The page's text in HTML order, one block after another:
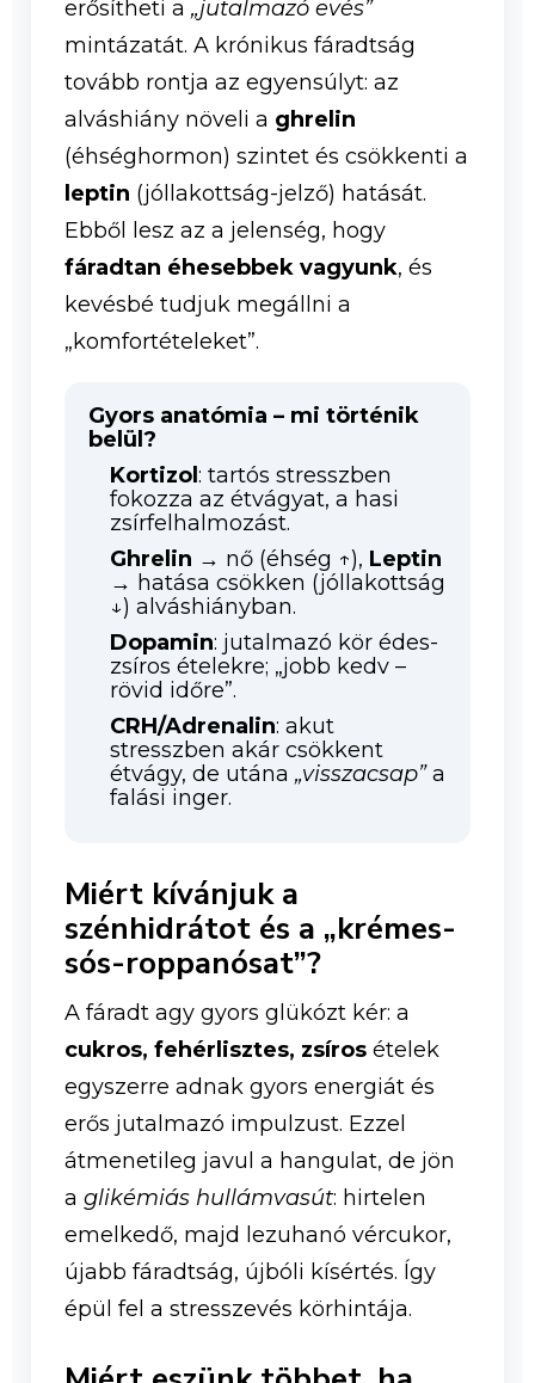
erősítheti a „jutalmazó evés”
mintázatát. A krónikus fáradtság
tovább rontja az egyensúlyt: az
alváshiány növeli a ghrelin
(éhséghormon) szintet és csökkenti a
leptin (jóllakottság-jelző) hatását.
Ebből lesz az a jelenség, hogy
fáradtan éhesebbek vagyunk, és
kevésbé tudjuk megállni a
„komfortételeket”.
Gyors anatómia – mi történik
belül?
Kortizol : tartós stresszben
fokozza az étvágyat, a hasi
zsírfelhalmozást.
Ghrelin → nő (éhség ↑), Leptin
→ hatása csökken (jóllakottság
↓) alváshiányban.
Dopamin: jutalmazó kör édes-
zsíros ételekre; „jobb kedv –
rövid időre”.
CRH/Adrenalin: akut
stresszben akár csökkent
étvágy, de utána „visszacsap”a
falási inger.
Miért kívánjuk a
szénhidrátot és a „krémes-
sós-roppanósat”?
A fáradt agy gyors glükózt kér: a
cukros, fehérlisztes, zsíros ételek
egyszerre adnak gyors energiát és
erős jutalmazó impulzust. Ezzel
átmenetileg javul a hangulat, de jön
a glikémiás hullámvasút: hirtelen
emelkedő, majd lezuhanó vércukor,
újabb fáradtság, újbóli kísértés. Így
épül fel a stresszevés körhintája.